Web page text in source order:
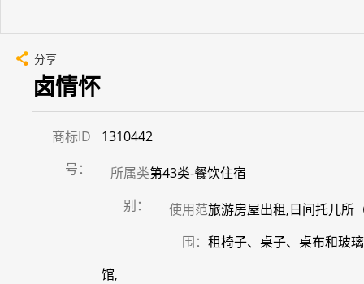
分享
卤情怀
商标ID
号：
1310442
所属类
别：
第43类-餐饮住宿
使用范
围：
旅游房屋出租,日间托儿所
租椅子、桌子、桌布和玻
馆,